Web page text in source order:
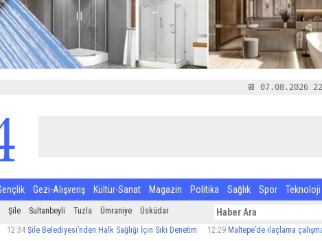
📆 07.08.2026
Gezi-Alışveriş Kültür-Sanat Magazin Politika Sağlık Spor Teknoloji
Şile Sultanbeyli Tuzla Ümraniye
Üsküdar
Şile Belediyesi’nden Halk Sağlığı İçin Sıkı Denetim 12:29 Maltepe’de ilaçlama çalışmaları